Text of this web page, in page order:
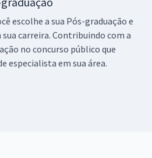
escolhe a sua Pós-graduação e
carreira. Contribuindo com a
no concurso público que
especialista em sua área.